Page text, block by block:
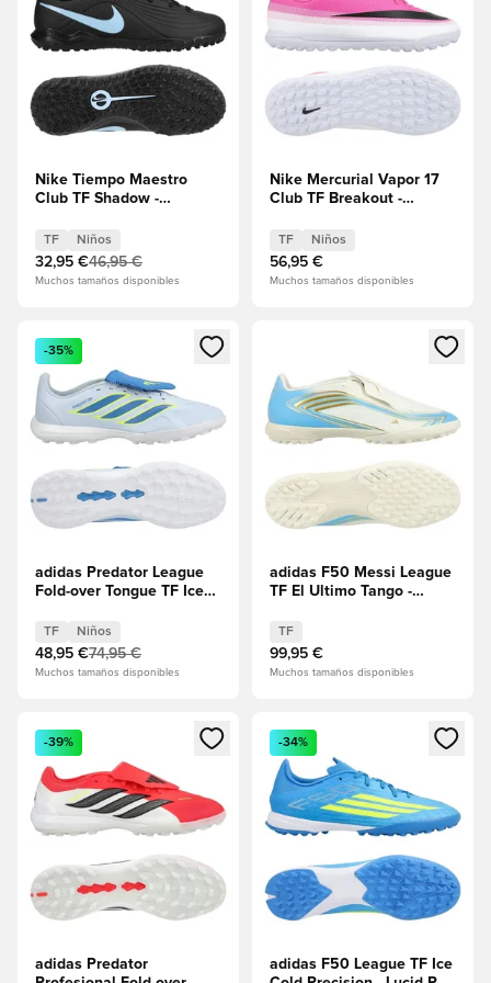
Nike Tiempo Maestro
Club TF Shadow -
TF Niños
32,95 €46,95 €
Muchos tamaños disponibles
Nike Mercurial Vapor 17
Club TF Breakout -
Niños
TF Niños
56,95 €
Muchos tamaños disponibles
Abre un modal para iniciar sesión o registrarse como
-35%
adidas Predator League
Fold-over Tongue TF Ice
Sky/Ray Blue/Amarillo
solar Niños
TF Niños
48,95 €74,95 €
Muchos tamaños disponibles
Abre un modal para iniciar
adidas F50 Messi League
TF El Ultimo Tango -
Burst/Icey Blue
TF
99,95 €
Muchos tamaños disponibles
Abre un modal para iniciar sesión o registrarse como
-39%
adidas Predator
Abre un modal para iniciar
-34%
adidas F50 League TF Ice